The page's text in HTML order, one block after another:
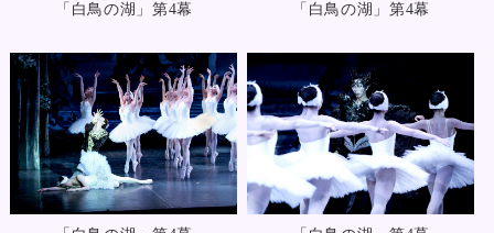
「白鳥の湖」第4幕 「白鳥の湖」第4幕